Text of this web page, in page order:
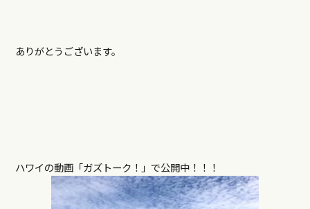
ありがとうございます。
ハワイの動画「ガズトーク！」で公開中！！！